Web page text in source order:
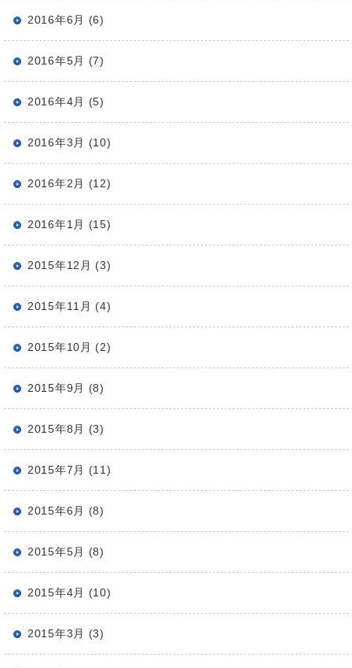
2016年6月 (6)
2016年5月 (7)
2016年4月 (5)
2016年3月 (10)
2016年2月 (12)
2016年1月 (15)
2015年12月 (3)
2015年11月 (4)
2015年10月 (2)
2015年9月 (8)
2015年8月 (3)
2015年7月 (11)
2015年6月 (8)
2015年5月 (8)
2015年4月 (10)
2015年3月 (3)